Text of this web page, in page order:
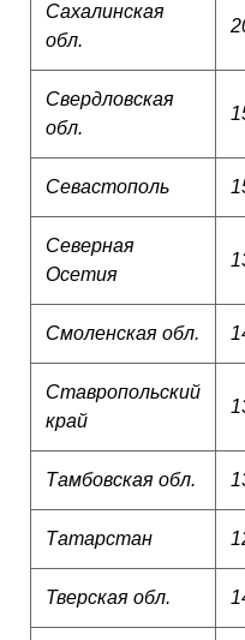
Сахалинская
обл.
Свердловская
обл.
Севастополь
Северная
Осетия
Смоленская обл.
Ставропольский
край
Тамбовская обл.
Татарстан
Тверская обл.